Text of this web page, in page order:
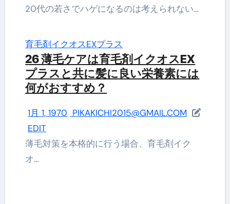
20代の若さでハゲになるのは考えられない…
育毛剤イクオスEXプラス
26 薄毛ケアは育毛剤イクオスEX
プラスと共に髪に良い栄養素には
何がおすすめ？
1月 1, 1970 PIKAKICHI2015@GMAIL.COM
EDIT
薄毛対策を本格的に行う場合、育毛剤イク
オ…